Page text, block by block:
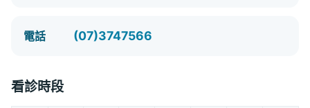
電話 (07)3747566
看診時段